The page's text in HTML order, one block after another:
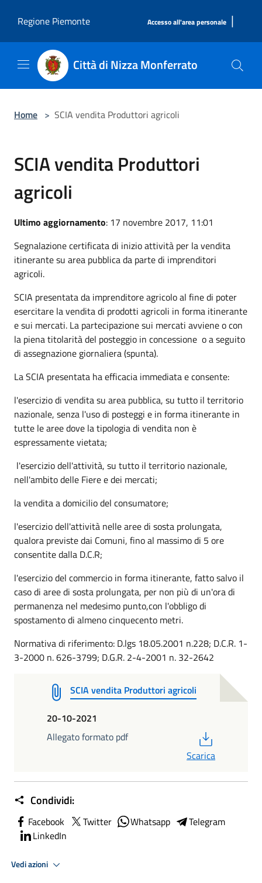
Regione Piemonte
Accesso all'area personale |
Città di Nizza Monferrato
Home > SCIA vendita Produttori agricoli
SCIA vendita Produttori
agricoli
Ultimo aggiornamento: 17 novembre 2017, 11:01
Segnalazione certificata di inizio attività per la vendita
itinerante su area pubblica da parte di imprenditori
agricoli.
SCIA presentata da imprenditore agricolo al fine di poter
esercitare la vendita di prodotti agricoli in forma itinerante
e sui mercati. La partecipazione sui mercati avviene o con
la piena titolarità del posteggio in concessione o a seguito
di assegnazione giornaliera (spunta).
La SCIA presentata ha efficacia immediata e consente:
l'esercizio di vendita su area pubblica, su tutto il territorio
nazionale, senza l'uso di posteggi e in forma itinerante in
tutte le aree dove la tipologia di vendita non è
espressamente vietata;
l'esercizio dell'attività, su tutto il territorio nazionale,
nell'ambito delle Fiere e dei mercati;
la vendita a domicilio del consumatore;
l'esercizio dell'attività nelle aree di sosta prolungata,
qualora previste dai Comuni, fino al massimo di 5 ore
consentite dalla D.C.R;
l'esercizio del commercio in forma itinerante, fatto salvo il
caso di aree di sosta prolungata, per non più di un'ora di
permanenza nel medesimo punto,con l'obbligo di
spostamento di almeno cinquecento metri.
Normativa di riferimento: D.lgs 18.05.2001 n.228; D.C.R. 1-
3-2000 n. 626-3799; D.G.R. 2-4-2001 n. 32-2642
SCIA vendita Produttori agricoli
20-10-2021
Allegato formato pdf
Scarica
Condividi:
Facebook Twitter Whatsapp
Telegram
LinkedIn
Vedi azioni